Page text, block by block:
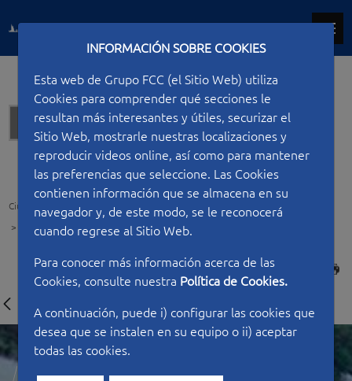
INFORMACIÓN SOBRE COOKIES
Esta web de Grupo FCC (el Sitio Web) utiliza
Cookies para comprender qué secciones le
resultan más interesantes y útiles, securizar el
Sitio Web, mostrarle nuestras localizaciones y
reproducir videos online, así como para mantener
las preferencias que seleccione. Las Cookies
contienen información que se almacena en su
navegador y, de este modo, se le reconocerá
cuando regrese al Sitio Web.
Para conocer más información acerca de las
Cookies, consulte nuestra Política de Cookies.
A continuación, puede i) configurar las cookies que
desea que se instalen en su equipo o ii) aceptar
todas las cookies.
Carreteras
Ciudad FCC Tipo de construcción
Carreteras
Segmento Sur de la carretera CA-5